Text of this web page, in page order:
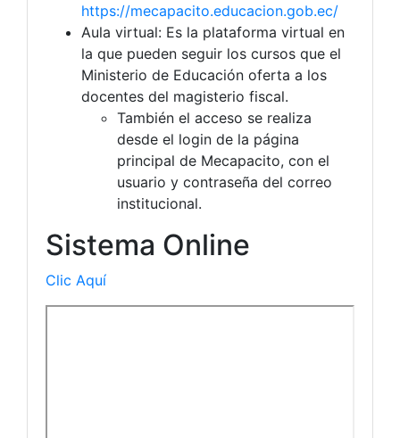
https://mecapacito.educacion.gob.ec/
Aula virtual: Es la plataforma virtual en
la que pueden seguir los cursos que el
Ministerio de Educación oferta a los
docentes del magisterio fiscal.
También el acceso se realiza
desde el login de la página
principal de Mecapacito, con el
usuario y contraseña del correo
institucional.
Sistema Online
Clic Aquí